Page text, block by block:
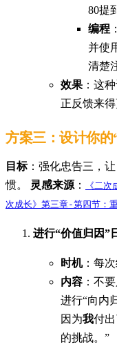
80提
编程
并使
清楚
效果 ：这
正反馈来得
方案三：设计你
目标：强化忠告三，
惯。
灵感来源 ： 《二
次成长》第三章-第四节：
进行“价值归因”
时机：每
内容 ：不
进行“向内
因为我付
的挑战。”